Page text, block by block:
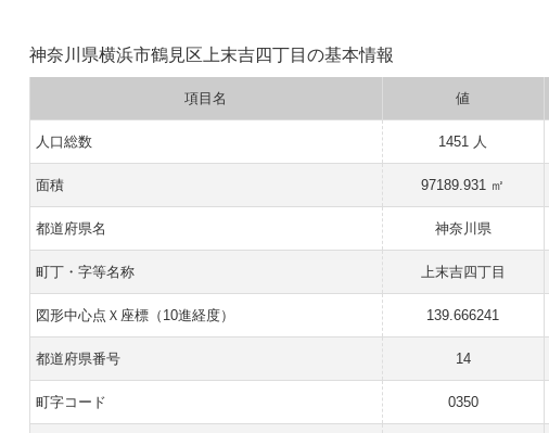
神奈川県横浜市鶴見区上末吉四丁目の基本情報
項目名 値
人口総数 1451 人
面積 97189.931 ㎡
都道府県名 神奈川県
町丁・字等名称 上末吉四丁目
図形中心点Ｘ座標（10進経度） 139.666241
都道府県番号 14
町字コード 0350